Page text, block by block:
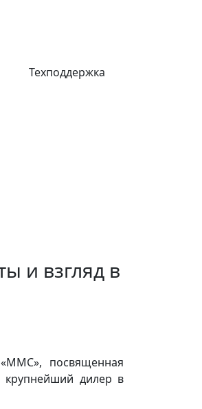
Техподдержка
и взгляд в
посвященная
крупнейший дилер в